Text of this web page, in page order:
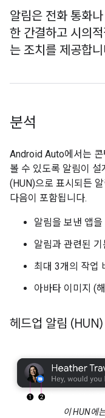
알림은 전화 통화
한 간결하고 시의
는 조치를 제공합니
분석
Android Auto에서는 콘
볼 수 있도록 알림이
(HUN)으로 표시되든
다음이 포함됩니다.
알림을 보낸 앱
알림과 관련된
최대 3개의 작업
아바타 이미지 (
헤드업 알림 (HUN)
이 HUN에